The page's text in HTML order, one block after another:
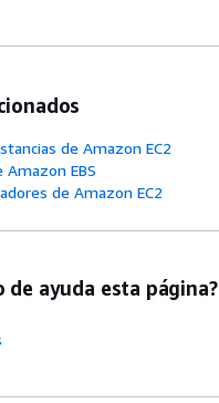
de Amazon EC2
Amazon EBS
de Amazon EC2
de ayuda esta página?